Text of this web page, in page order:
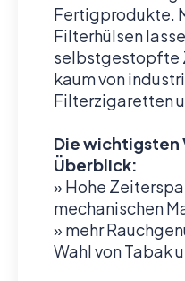
Fertigprodukte.
Filterhülsen
selbstgestopfte
kaum von
Filterzigaretten
Die wichtigsten
Überblick:
» Hohe
mechanischen
» mehr
Wahl von Tabak